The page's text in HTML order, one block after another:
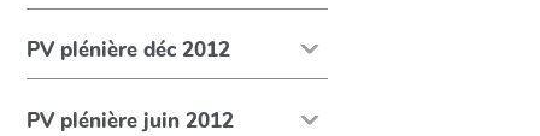
PV plénière déc 2012
PV plénière juin 2012